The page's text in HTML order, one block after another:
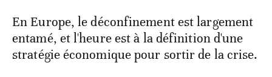
En Europe, le déconfinement est largement
entamé, et l'heure est à la définition d'une
stratégie économique pour sortir de la crise.